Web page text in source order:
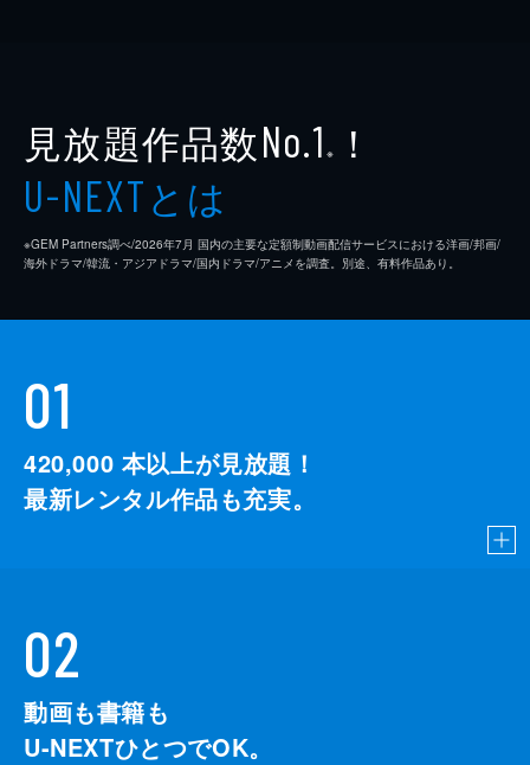
見放題作品数No.1 ※ ！
U-NEXTとは
※GEM Partners調べ/2026年7⽉ 国内の主要な定額制動画配信サービスにおける洋画/邦画/
海外ドラマ/韓流・アジアドラマ/国内ドラマ/アニメを調査。別途、有料作品あり。
01
420,000 本以上が見放題！
最新レンタル作品も充実。
02
動画も書籍も
U-NEXTひとつでOK。